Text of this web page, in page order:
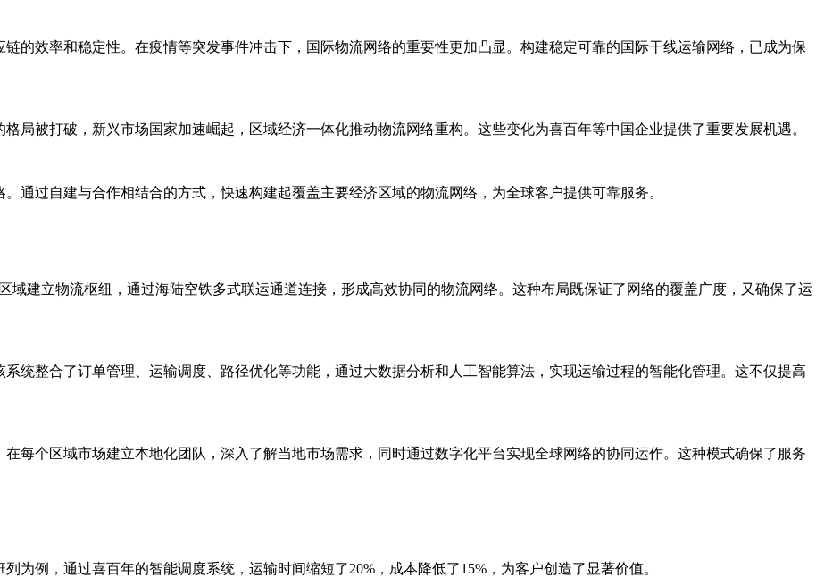
的效率和稳定性。在疫情等突发事件冲击下，国际物流网络的重要性更加凸显。构建稳定可靠的国际干线运输网络，已成为保
局被打破，新兴市场国家加速崛起，区域经济一体化推动物流网络重构。这些变化为喜百年等中国企业提供了重要发展机遇。
通过自建与合作相结合的方式，快速构建起覆盖主要经济区域的物流网络，为全球客户提供可靠服务。
建立物流枢纽，通过海陆空铁多式联运通道连接，形成高效协同的物流网络。这种布局既保证了网络的覆盖广度，又确保了运
统整合了订单管理、运输调度、路径优化等功能，通过大数据分析和人工智能算法，实现运输过程的智能化管理。这不仅提高
每个区域市场建立本地化团队，深入了解当地市场需求，同时通过数字化平台实现全球网络的协同运作。这种模式确保了服务
为例，通过喜百年的智能调度系统，运输时间缩短了20%，成本降低了15%，为客户创造了显著价值。